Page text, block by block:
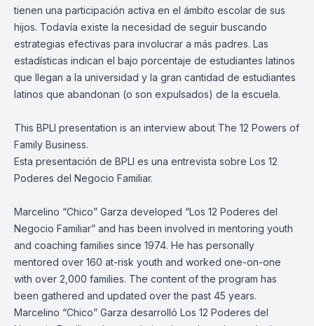
tienen una participación activa en el ámbito escolar de sus
hijos. Todavía existe la necesidad de seguir buscando
estrategias efectivas para involucrar a más padres. Las
estadísticas indican el bajo porcentaje de estudiantes latinos
que llegan a la universidad y la gran cantidad de estudiantes
latinos que abandonan (o son expulsados) de la escuela.
This BPLI presentation is an interview about The 12 Powers of
Family Business.
Esta presentación de BPLI es una entrevista sobre Los 12
Poderes del Negocio Familiar.
Marcelino “Chico” Garza developed “Los 12 Poderes del
Negocio Familiar” and has been involved in mentoring youth
and coaching families since 1974. He has personally
mentored over 160 at-risk youth and worked one-on-one
with over 2,000 families. The content of the program has
been gathered and updated over the past 45 years.
Marcelino “Chico” Garza desarrolló Los 12 Poderes del